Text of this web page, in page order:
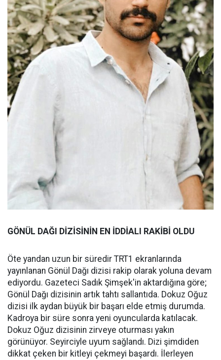
GÖNÜL DAĞI DİZİSİNİN EN İDDİALI RAKİBİ OLDU
Öte yandan uzun bir süredir TRT1 ekranlarında
yayınlanan Gönül Dağı dizisi rakip olarak yoluna devam
ediyordu. Gazeteci Sadık Şimşek'in aktardığına göre;
Gönül Dağı dizisinin artık tahtı sallantıda. Dokuz Oğuz
dizisi ilk aydan büyük bir başarı elde etmiş durumda.
Kadroya bir süre sonra yeni oyuncularda katılacak.
Dokuz Oğuz dizisinin zirveye oturması yakın
görünüyor. Seyirciyle uyum sağlandı. Dizi şimdiden
dikkat çeken bir kitleyi çekmeyi başardı. İlerleyen